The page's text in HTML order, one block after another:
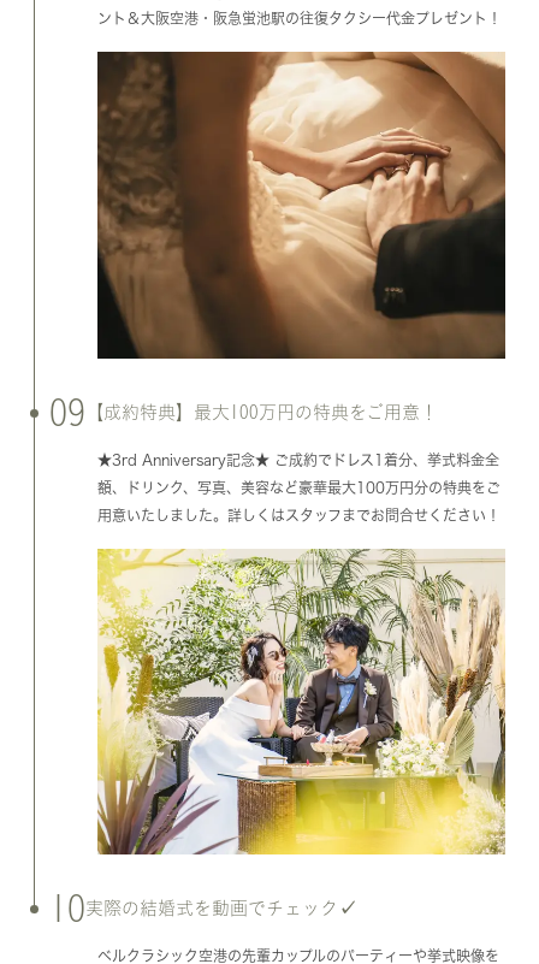
ント＆大阪空港・阪急蛍池駅の往復タクシー代金プレゼント！
09 【成約特典】最大100万円の特典をご用意！
★3rd Anniversary記念★ ご成約でドレス1着分、挙式料金全
額、ドリンク、写真、美容など豪華最大100万円分の特典をご
用意いたしました。詳しくはスタッフまでお問合せください！
10実際の結婚式を動画でチェック✓
ベルクラシック空港の先輩カップルのパーティーや挙式映像を